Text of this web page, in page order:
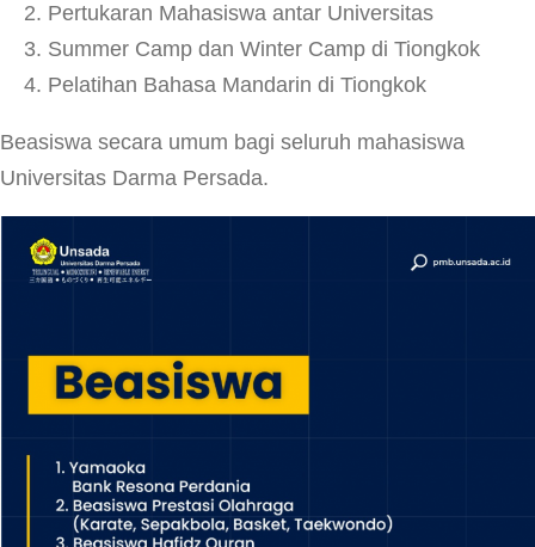
Pertukaran Mahasiswa antar Universitas
Summer Camp dan Winter Camp di Tiongkok
Pelatihan Bahasa Mandarin di Tiongkok
Beasiswa secara umum bagi seluruh mahasiswa
Universitas Darma Persada.